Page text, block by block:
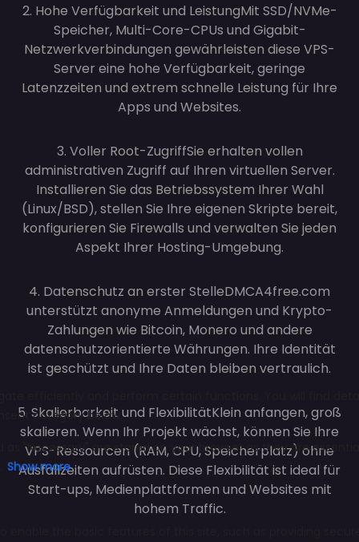
2. Hohe Verfügbarkeit und LeistungMit SSD/NVMe-
Speicher, Multi-Core-CPUs und Gigabit-
Netzwerkverbindungen gewährleisten diese VPS-
Server eine hohe Verfügbarkeit, geringe
Latenzzeiten und extrem schnelle Leistung für Ihre
Apps und Websites.
3. Voller Root-ZugriffSie erhalten vollen
administrativen Zugriff auf Ihren virtuellen Server.
Installieren Sie das Betriebssystem Ihrer Wahl
(Linux/BSD), stellen Sie Ihre eigenen Skripte bereit,
konfigurieren Sie Firewalls und verwalten Sie jeden
Aspekt Ihrer Hosting-Umgebung.
4. Datenschutz an erster StelleDMCA4free.com
unterstützt anonyme Anmeldungen und Krypto-
Zahlungen wie Bitcoin, Monero und andere
datenschutzorientierte Währungen. Ihre Identität
ist geschützt und Ihre Daten bleiben vertraulich.
5. Skalierbarkeit und FlexibilitätKlein anfangen, groß
skalieren. Wenn Ihr Projekt wächst, können Sie Ihre
VPS-Ressourcen (RAM, CPU, Speicherplatz) ohne
Ausfallzeiten aufrüsten. Diese Flexibilität ist ideal für
Start-ups, Medienplattformen und Websites mit
hohem Traffic.